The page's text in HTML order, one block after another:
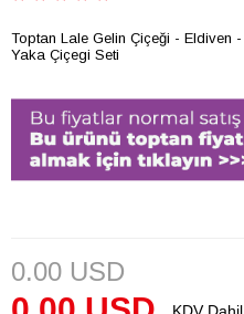
Toptan Lale Gelin Çiçeği - Eldiven
Yaka Çiçegi Seti
0.00 USD